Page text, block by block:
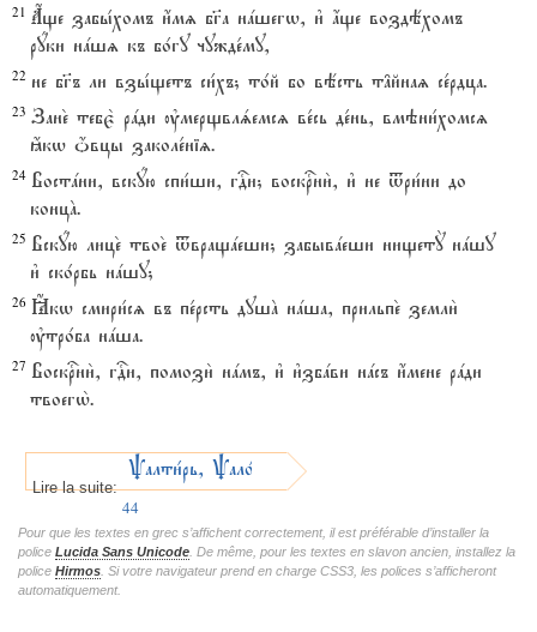
21 Ѓще забы1хомъ и4мz бг7а нaшегw, и3 ѓще воздёхомъ
рyки нaшz къ бо1гу чужде1му,
22 не бг7ъ ли взы1щетъ си1хъ; то1й бо вёсть т†йнаz се1рдца.
23 Зане2 тебє2 рaди ўмерщвлsемсz ве1сь де1нь, вмэни1хомсz
ћкw џвцы заколе1ніz.
24 Востaни, вскyю спи1ши, гDи; воскrни2, и3 не tри1ни до
концA.
25 Вскyю лице2 твое2 tвращaеши; забывaеши нищетY нaшу
и3 ско1рбь нaшу;
26 Ћкw смири1сz въ пе1рсть душA нaша, прильпе2 земли2
ўтро1ба нaша.
27 Воскrни2, гDи, помози2 нaмъ, и3 и3збaви нaсъ и4мене рaди
твоегw2.
Lire la suite:
Pалти1рь, Pало1мъ
44
Pour que les textes en grec s’affichent correctement, il est préférable d’installer la
police Lucida Sans Unicode . De même, pour les textes en slavon ancien, installez la
police Hirmos . Si votre navigateur prend en charge CSS3, les polices s’afficheront
automatiquement.